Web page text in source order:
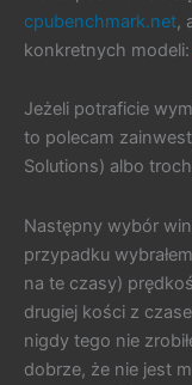
cpubenchmark.net,
konkretnych modeli:
Jeżeli potraficie
to polecam
Solutions) albo
Następny wybór
przypadku
na te czasy)
drugiej kości z
nigdy tego nie
dobrze, że nie jest